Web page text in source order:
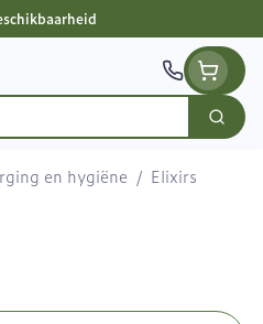
Zoek
en hygiëne / Elixirs